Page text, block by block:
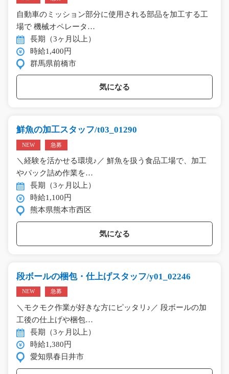
自動車のミッション部分に使用される部品を加工する工
場で 機械オペレータ…
長期（3ヶ月以上）
時給1,400円
群馬県前橋市
気になる
鮮魚の加工スタッフ/t03_01290
NEW 急募
＼経験を活かせる環境♪／ 鮮魚を扱う食品工場で、加工
やパック詰め作業を…
長期（3ヶ月以上）
時給1,100円
熊本県熊本市西区
気になる
段ボールの梱包・仕上げスタッフ/y01_02246
NEW 急募
＼モクモク作業が好きな方にピッタリ♪／ 段ボールの加
工後の仕上げや梱包…
長期（3ヶ月以上）
時給1,380円
愛知県春日井市